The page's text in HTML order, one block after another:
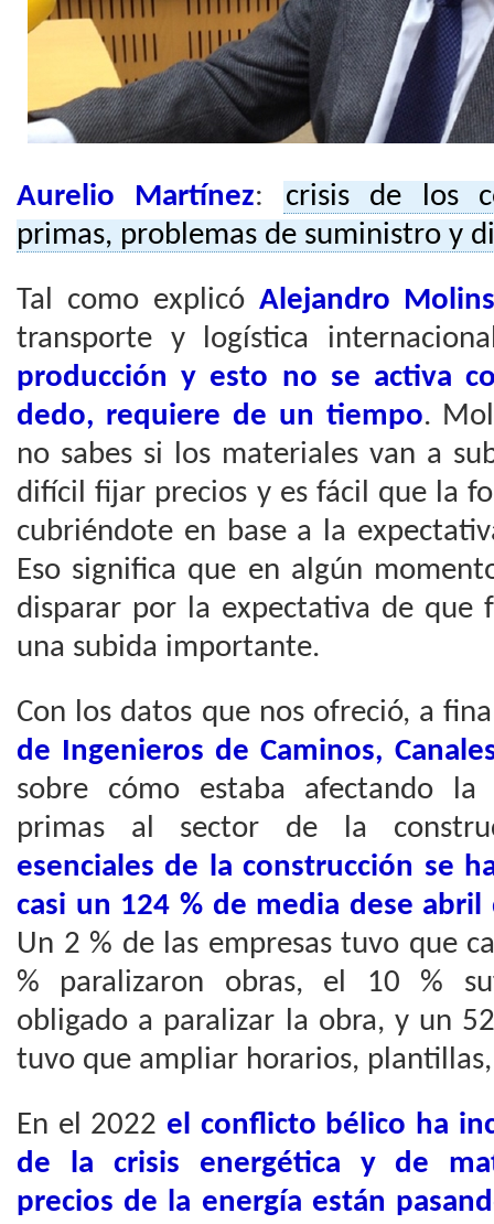
Aurelio Martínez: crisis de los
primas, problemas de suministro y
Tal como explicó Alejandro
transporte y logística
producción y esto no se activa
dedo, requiere de un tiempo.
no sabes si los materiales van a
difícil fijar precios y es fácil que la
cubriéndote en base a la
Eso significa que en algún
disparar por la expectativa de que
una subida importante.
Con los datos que nos ofreció, a
de Ingenieros de Caminos,
sobre cómo estaba afectando
primas al sector de la
esenciales de la construcción se
casi un 124 % de media dese abril
Un 2 % de las empresas tuvo que
% paralizaron obras, el 10 %
obligado a paralizar la obra, y un
tuvo que ampliar horarios,
En el 2022 el conflicto bélico ha
de la crisis energética y de
precios de la energía están